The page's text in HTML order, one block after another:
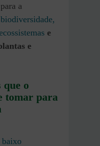
a
ecossistemas e
e
que o
tomar para
baixo